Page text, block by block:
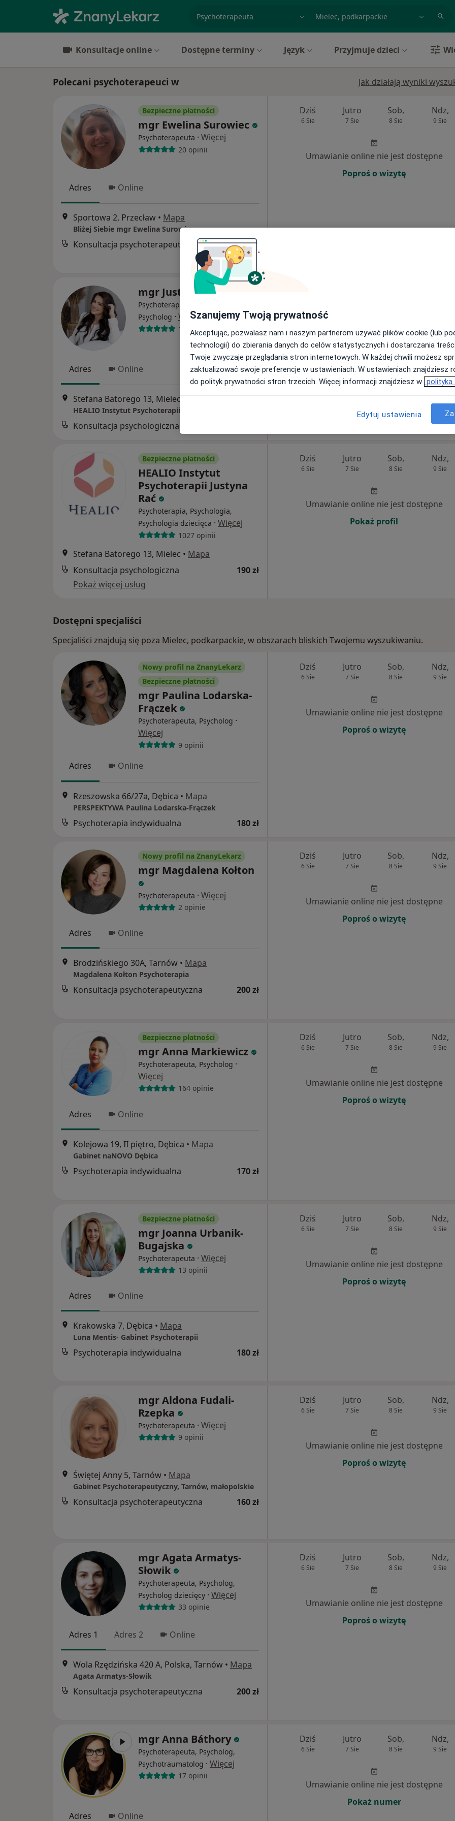
Konsultacje online Dostępne terminy Język Przyjmuje dzieci
Polecani psychoterapeuci w Jak działają wyniki
Bezpieczne płatności
mgr Ewelina Surowiec
Psychoterapeuta · Więcej
20 opinii
Adres Online
Sportowa 2, Przecław • Mapa
Bliżej Siebie mgr Ewelina Surowiec
Konsultacja psychoterapeutyczna od 220 zł
Dziś
6 Sie
Jutro
7 Sie
Sob,
8 Sie
Ndz,
9 Sie
Umawianie online nie jest dostępne
Poproś o wizytę
mgr Justyna Rać
Psychoterapeuta certyfikowany,
Psycholog · Więcej
176 opinii
Adres Online
Stefana Batorego 13, Mielec
HEALIO Instytut Psychoterapii Justyna Rać
Konsultacja psychologiczna
Umawianie online nie jest dostępne
Pokaż numer
Bezpieczne płatności
HEALIO Instytut
Psychoterapii Justyna
Rać
Psychoterapia, Psychologia,
Psychologia dziecięca · Więcej
1027 opinii
Stefana Batorego 13, Mielec • Mapa
Konsultacja psychologiczna
190 zł
Pokaż więcej usług
Dziś
6 Sie
Jutro
7 Sie
Sob,
8 Sie
Ndz,
9 Sie
Umawianie online nie jest dostępne
Pokaż profil
Dostępni specjaliści
Specjaliści znajdują się poza Mielec, podkarpackie, w obszarach bliskich Twojemu wyszukiwaniu.
Nowy profil na ZnanyLekarz
Bezpieczne płatności
mgr Paulina Lodarska-
Frączek
Psychoterapeuta, Psycholog ·
Więcej
9 opinii
Adres Online
Rzeszowska 66/27a, Dębica • Mapa
PERSPEKTYWA Paulina Lodarska-Frączek
Psychoterapia indywidualna 180 zł
Dziś
6 Sie
Jutro
7 Sie
Sob,
8 Sie
Ndz,
9 Sie
Umawianie online nie jest dostępne
Poproś o wizytę
Nowy profil na ZnanyLekarz
mgr Magdalena Kołton
Psychoterapeuta · Więcej
2 opinie
Adres Online
Brodzińskiego 30A, Tarnów • Mapa
Magdalena Kołton Psychoterapia
Konsultacja psychoterapeutyczna 200 zł
Dziś
6 Sie
Jutro
7 Sie
Sob,
8 Sie
Ndz,
9 Sie
Umawianie online nie jest dostępne
Poproś o wizytę
Bezpieczne płatności
mgr Anna Markiewicz
Psychoterapeuta, Psycholog ·
Więcej
164 opinie
Adres Online
Kolejowa 19, II piętro, Dębica • Mapa
Gabinet naNOVO Dębica
Psychoterapia indywidualna 170 zł
Dziś
6 Sie
Jutro
7 Sie
Sob,
8 Sie
Ndz,
9 Sie
Umawianie online nie jest dostępne
Poproś o wizytę
Bezpieczne płatności
mgr Joanna Urbanik-
Bugajska
Psychoterapeuta · Więcej
13 opinii
Adres Online
Krakowska 7, Dębica • Mapa
Luna Mentis- Gabinet Psychoterapii
Psychoterapia indywidualna 180 zł
Dziś
6 Sie
Jutro
7 Sie
Sob,
8 Sie
Ndz,
9 Sie
Umawianie online nie jest dostępne
Poproś o wizytę
mgr Aldona Fudali-
Rzepka
Psychoterapeuta · Więcej
9 opinii
Świętej Anny 5, Tarnów • Mapa
Gabinet Psychoterapeutyczny, Tarnów, małopolskie
Konsultacja psychoterapeutyczna 160 zł
Dziś
6 Sie
Jutro
7 Sie
Sob,
8 Sie
Ndz,
9 Sie
Umawianie online nie jest dostępne
Poproś o wizytę
mgr Agata Armatys-
Słowik
Psychoterapeuta, Psycholog,
Psycholog dziecięcy · Więcej
33 opinie
Adres 1 Adres 2 Online
Wola Rzędzińska 420 A, Polska, Tarnów • Mapa
Agata Armatys-Słowik
Konsultacja psychoterapeutyczna 200 zł
Dziś
6 Sie
Jutro
7 Sie
Sob,
8 Sie
Ndz,
9 Sie
Umawianie online nie jest dostępne
Poproś o wizytę
mgr Anna Báthory
Psychoterapeuta, Psycholog,
Psychotraumatolog · Więcej
17 opinii
Adres Online
Dziś
6 Sie
Jutro
7 Sie
Sob,
8 Sie
Ndz,
9 Sie
Umawianie online nie jest dostępne
Pokaż numer
Szanujemy Twoją prywatność
Akceptując, pozwalasz nam i naszym partnerom używać plików cookie (lub
technologii) do zbierania danych do celów statystycznych i dostarczania
Twoje zwyczaje przeglądania stron internetowych. W każdej chwili możesz
zaktualizować swoje preferencje w ustawieniach. W ustawieniach znajdziesz
do polityk prywatności stron trzecich. Więcej informacji znajdziesz w polityka
Edytuj ustawienia